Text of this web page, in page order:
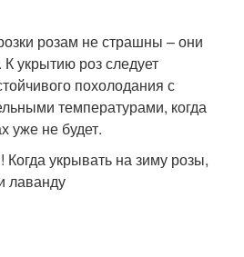
розам не страшны – они
К укрытию роз следует
похолодания с
температурами, когда
уже не будет.
укрывать на зиму розы,
лаванду